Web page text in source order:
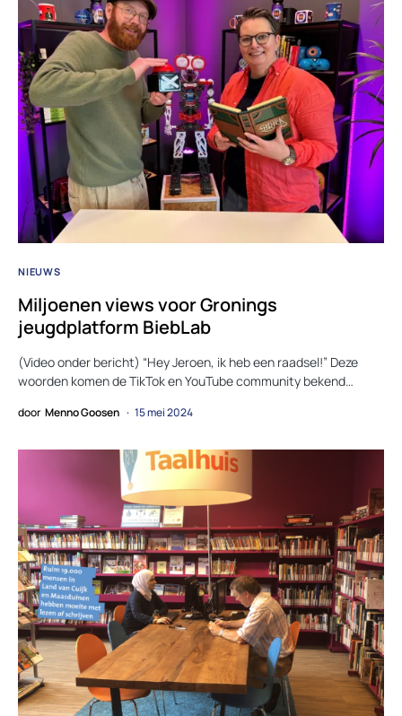
NIEUWS
Miljoenen views voor Gronings
jeugdplatform BiebLab
(Video onder bericht) “Hey Jeroen, ik heb een raadsel!” Deze
woorden komen de TikTok en YouTube community bekend…
door Menno Goosen 15 mei 2024